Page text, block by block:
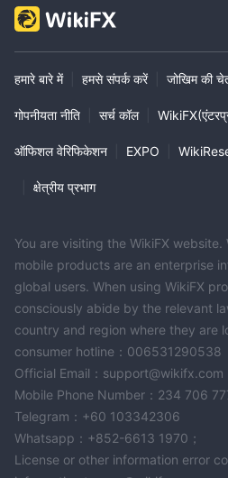
हमारे बारे में हमसे संपर्क करें जोखिम की
गोपनीयता नीति सर्च कॉल
ऑफिशल वेरिफिकेशन EXPO
क्षेत्रीय प्रभाग
You are visiting the WikiFX
mobile products are an enterprise
global users. When using WikiFX
consciously abide by the relevant
country and region where they are
consumer hotline：006531290538
Official Email：support@wikifx.com
Mobile Phone Number：234 706
Telegram：+60 103342306
Whatsapp：+852-6613 1970；
License or other information error